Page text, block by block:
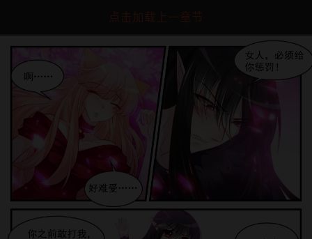
点击加载上一章节